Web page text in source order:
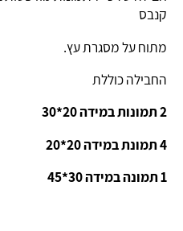
קנבס
מתוח על מסגרת עץ.
החבילה כוללת
2 תמונות במידה 20*30
4 תמונת במידה 20*20
1 תמונה במידה 30*45